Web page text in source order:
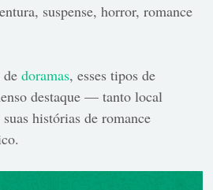
suspense, horror, romance
dedoramas, esses tipos de
destaque — tanto local
histórias de romance